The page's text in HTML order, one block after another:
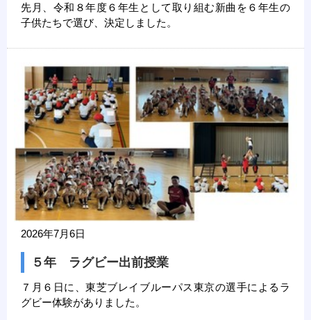
先月、令和８年度６年生として取り組む新曲を６年生の
子供たちで選び、決定しました。
2026年7月6日
５年 ラグビー出前授業
７月６日に、東芝ブレイブルーパス東京の選手によるラ
グビー体験がありました。